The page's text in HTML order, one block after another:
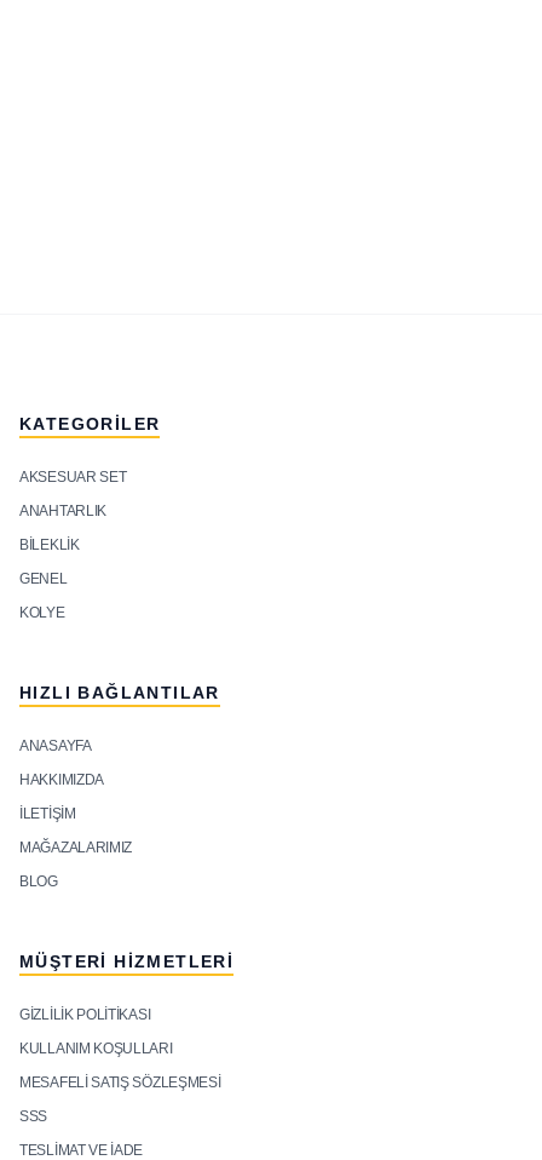
KATEGORILER
AKSESUAR SET
ANAHTARLIK
BILEKLIK
GENEL
KOLYE
HIZLI BAĞLANTILAR
ANASAYFA
HAKKIMIZDA
İLETIŞIM
MAĞAZALARIMIZ
BLOG
MÜŞTERI HIZMETLERI
GIZLILIK POLITIKASI
KULLANIM KOŞULLARI
MESAFELI SATIŞ SÖZLEŞMESI
SSS
TESLIMAT VE İADE